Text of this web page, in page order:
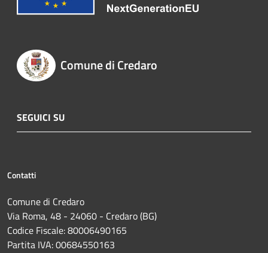
Comune di Credaro
SEGUICI SU
Contatti
Comune di Credaro
Via Roma, 48 - 24060 - Credaro (BG)
Codice Fiscale: 80006490165
Partita IVA: 00684550163